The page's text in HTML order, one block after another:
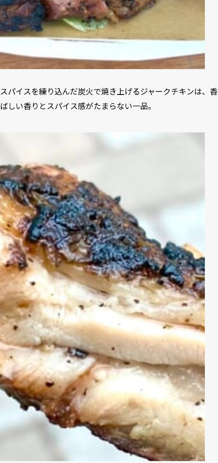
スパイスを練り込んだ炭火で焼き上げるジャークチキンは、香
ばしい香りとスパイス感がたまらない一品。